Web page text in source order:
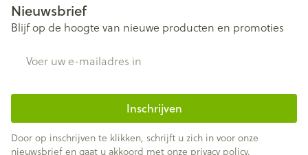
Nieuwsbrief
Blijf op de hoogte van nieuwe producten en promoties
Inschrijven
Door op inschrijven te klikken, schrijft u zich in voor onze
nieuwsbrief en gaat u akkoord met onze privacy policy.